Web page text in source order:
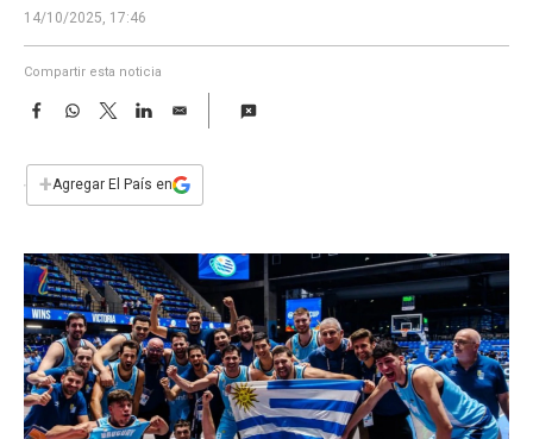
14/10/2025, 17:46
Compartir esta noticia
F
e
b
k
W
s
p
T
w
t
L
n
E
i
l
+Agregar El País en